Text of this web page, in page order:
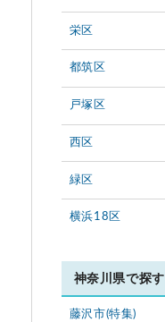
栄区
都筑区
戸塚区
西区
緑区
横浜18区
神奈川県で探す
藤沢市(特集)